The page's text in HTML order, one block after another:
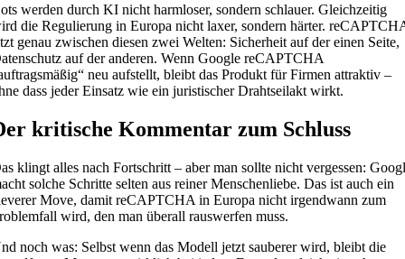
werden durch KI nicht harmloser, sondern schlauer. Gleichzeitig
die Regulierung in Europa nicht laxer, sondern härter.
genau zwischen diesen zwei Welten: Sicherheit auf der einen Seite,
auf der anderen. Wenn Google reCAPTCHA
neu aufstellt, bleibt das Produkt für Firmen attraktiv –
dass jeder Einsatz wie ein juristischer Drahtseilakt wirkt.
kritische Kommentar zum Schluss
klingt alles nach Fortschritt – aber man sollte nicht vergessen:
solche Schritte selten aus reiner Menschenliebe. Das ist auch ein
Move, damit reCAPTCHA in Europa nicht irgendwann zum
wird, den man überall rauswerfen muss.
noch was: Selbst wenn das Modell jetzt sauberer wird, bleibt die